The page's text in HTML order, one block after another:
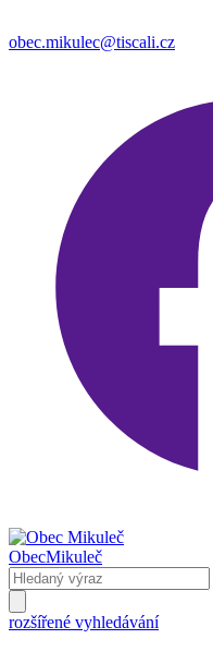
obec.mikulec@tiscali.cz
ObecMikuleč
rozšířené vyhledávání